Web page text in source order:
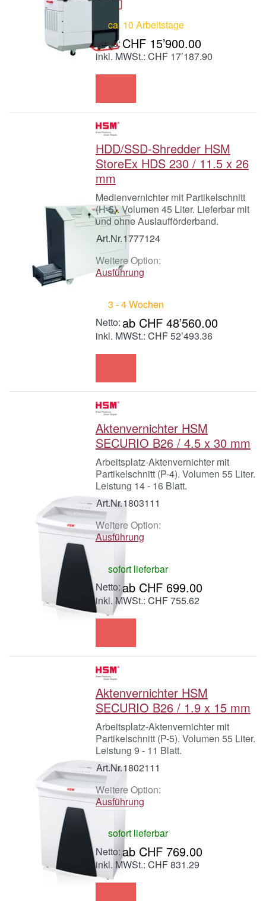
ca. 10 Arbeitstage
CHF 15’900.00
inkl. MWSt.: CHF 17’187.90
HDD/SSD-Shredder HSM
StoreEx HDS 230 / 11.5 x 26
mm
Medienvernichter mit Partikelschnitt
(H-5). Volumen 45 Liter. Lieferbar mit
und ohne Auslaufförderband.
Art.Nr.1777124
Weitere Option:
Ausführung
3 - 4 Wochen
ab CHF 48’560.00
inkl. MWSt.: CHF 52’493.36
Aktenvernichter HSM
SECURIO B26 / 4.5 x 30 mm
Arbeitsplatz-Aktenvernichter mit
Partikelschnitt (P-4). Volumen 55 Liter.
Leistung 14 - 16 Blatt.
Art.Nr.1803111
Weitere Option:
Ausführung
sofort lieferbar
ab CHF 699.00
inkl. MWSt.: CHF 755.62
Aktenvernichter HSM
SECURIO B26 / 1.9 x 15 mm
Arbeitsplatz-Aktenvernichter mit
Partikelschnitt (P-5). Volumen 55 Liter.
Leistung 9 - 11 Blatt.
Art.Nr.1802111
Weitere Option:
Ausführung
sofort lieferbar
ab CHF 769.00
inkl. MWSt.: CHF 831.29